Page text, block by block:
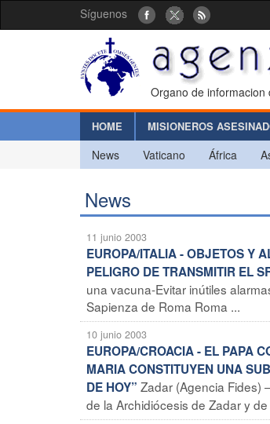
Síguenos
Organo de informacion
HOME MISIONEROS
News Vaticano África
News
11 junio 2003
EUROPA/ITALIA - OBJETOS Y
PELIGRO DE TRANSMITIR EL
una vacuna-Evitar inútiles
Sapienza de Roma Roma ...
10 junio 2003
EUROPA/CROACIA - EL PAPA
MARIA CONSTITUYEN UNA
DE HOY” Zadar (Agencia Fides)
de la Archidiócesis de Zadar y